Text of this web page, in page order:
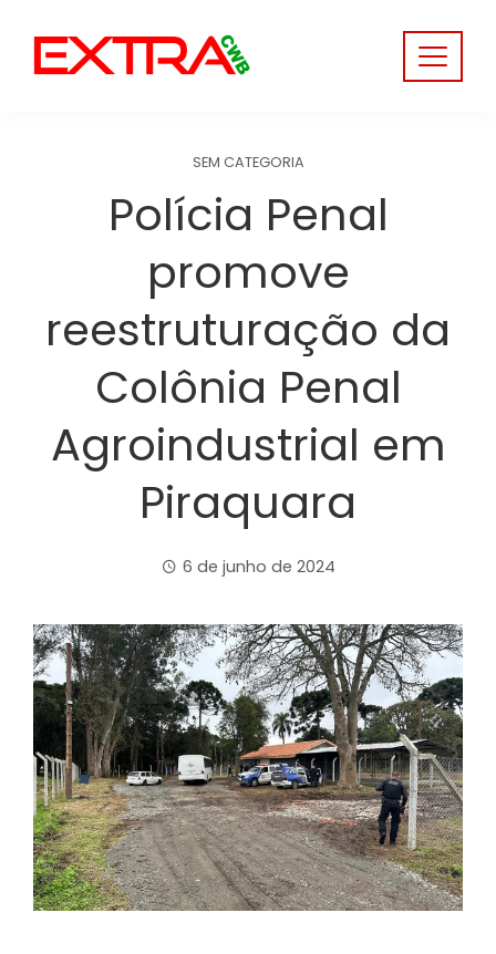
content
SEM CATEGORIA
Polícia Penal
promove
reestruturação da
Colônia Penal
Agroindustrial em
Piraquara
6 de junho de 2024